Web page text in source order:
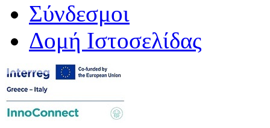
Σύνδεσμοι
Δομή Ιστοσελίδας